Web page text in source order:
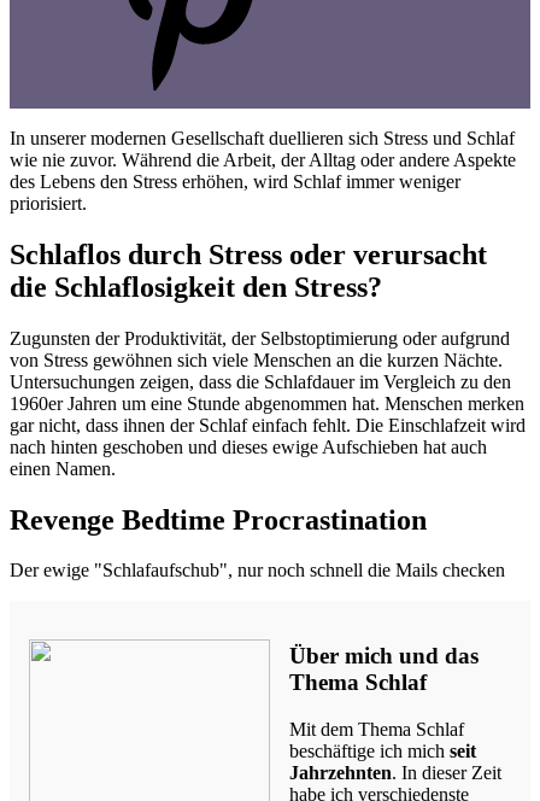
In unserer modernen Gesellschaft duellieren sich Stress und Schlaf
wie nie zuvor. Während die Arbeit, der Alltag oder andere Aspekte
des Lebens den Stress erhöhen, wird Schlaf immer weniger
priorisiert.
Schlaflos durch Stress oder verursacht
die Schlaflosigkeit den Stress?
Zugunsten der Produktivität, der Selbstoptimierung oder aufgrund
von Stress gewöhnen sich viele Menschen an die kurzen Nächte.
Untersuchungen zeigen, dass die Schlafdauer im Vergleich zu den
1960er Jahren um eine Stunde abgenommen hat. Menschen merken
gar nicht, dass ihnen der Schlaf einfach fehlt. Die Einschlafzeit wird
nach hinten geschoben und dieses ewige Aufschieben hat auch
einen Namen.
Revenge Bedtime Procrastination
Der ewige "Schlafaufschub", nur noch schnell die Mails checken
Über mich und das
Thema Schlaf
Mit dem Thema Schlaf
beschäftige ich mich seit
Jahrzehnten. In dieser Zeit
habe ich verschiedenste